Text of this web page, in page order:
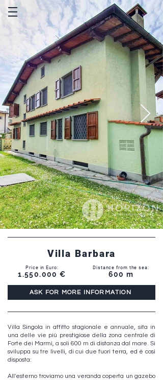
Villa Barbara
Price in Euro:
1.550.000 €
Distance from the sea:
600 m
ASK FOR MORE INFORMATION
Villa Singola in affitto stagionale e annuale, sita in
una delle vie più prestigiose della zona centrale di
Forte dei Marmi, a soli 600 m di distanza dal mare. Si
sviluppa su tre livelli, di cui due fuori terra, ed è così
disposta:
All'esterno troviamo una veranda coperta un gazebo